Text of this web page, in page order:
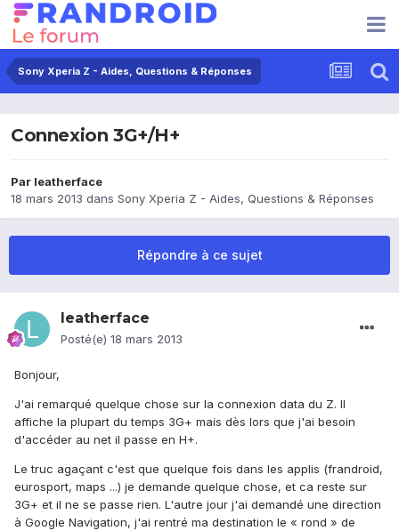
Sony Xperia Z - Aides, Questions & Réponses
Connexion 3G+/H+
Par leatherface
18 mars 2013 dans Sony Xperia Z - Aides, Questions & Réponses
Répondre à ce sujet
leatherface
Posté(e) 18 mars 2013
Bonjour,
J'ai remarqué quelque chose sur la connexion data du Z. Il
affiche la plupart du temps 3G+ mais dès lors que j'ai besoin
d'accéder au net il passe en H+.
Le truc agaçant c'est que quelque fois dans les applis (frandroid,
eurosport, maps ...) je demande quelque chose, et ca reste sur
3G+ et il ne se passe rien. L'autre jour j'ai demandé une direction
à Google Navigation, j'ai rentré ma destination le « rond » de